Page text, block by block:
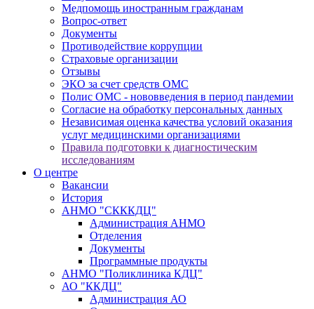
Медпомощь иностранным гражданам
Вопрос-ответ
Документы
Противодействие коррупции
Страховые организации
Отзывы
ЭКО за счет средств ОМС
Полис ОМС - нововведения в период пандемии
Согласие на обработку персональных данных
Независимая оценка качества условий оказания
услуг медицинскими организациями
Правила подготовки к диагностическим
исследованиям
О центре
Вакансии
История
АНМО "СКККДЦ"
Администрация АНМО
Отделения
Документы
Программные продукты
АНМО "Поликлиника КДЦ"
АО "ККДЦ"
Администрация АО